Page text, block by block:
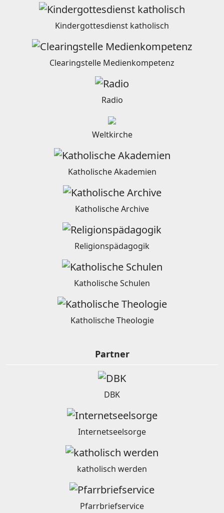
Kindergottesdienst katholisch
Clearingstelle Medienkompetenz
Radio
Weltkirche
Katholische Akademien
Katholische Archive
Religionspädagogik
Katholische Schulen
Katholische Theologie
Partner
DBK
Internetseelsorge
katholisch werden
Pfarrbriefservice